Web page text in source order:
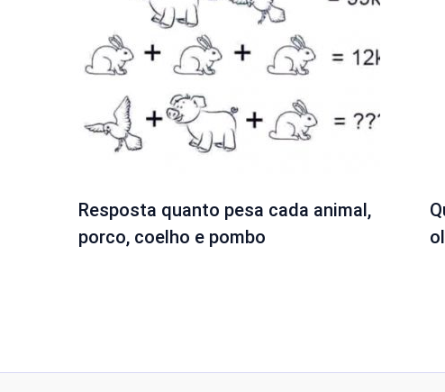
Resposta quanto pesa cada animal,
porco, coelho e pombo